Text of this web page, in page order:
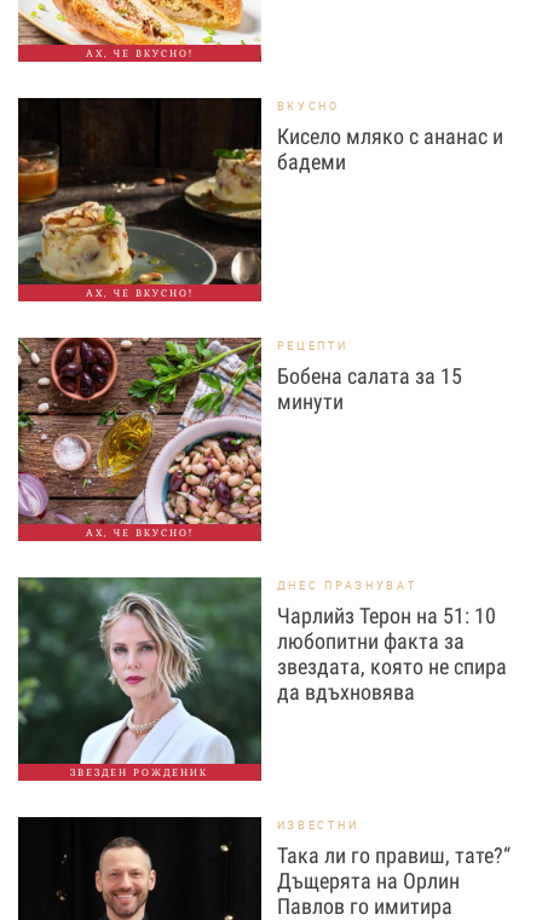
АХ, ЧЕ ВКУСНО!
АХ, ЧЕ ВКУСНО!
ВКУСНО
Кисело мляко с ананас и
бадеми
АХ, ЧЕ ВКУСНО!
РЕЦЕПТИ
Бобена салата за 15
минути
ЗВЕЗДЕН РОЖДЕНИК
ДНЕС ПРАЗНУВАТ
Чарлийз Терон на 51: 10
любопитни факта за
звездата, която не спира
да вдъхновява
ИЗВЕСТНИ
Така ли го правиш, тате?“
Дъщерята на Орлин
Павлов го имитира